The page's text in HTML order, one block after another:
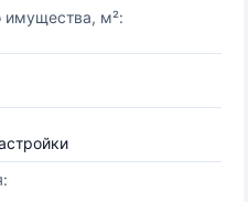
м²: